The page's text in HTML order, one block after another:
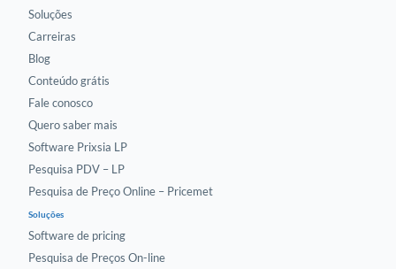
Soluções
Carreiras
Blog
Conteúdo grátis
Fale conosco
Quero saber mais
Software Prixsia LP
Pesquisa PDV – LP
Pesquisa de Preço Online – Pricemet
Soluções
Software de pricing
Pesquisa de Preços On-line